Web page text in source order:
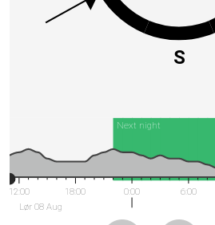
S
Next night
12:00
Lør 08 Aug
18:00 0:00 6:00